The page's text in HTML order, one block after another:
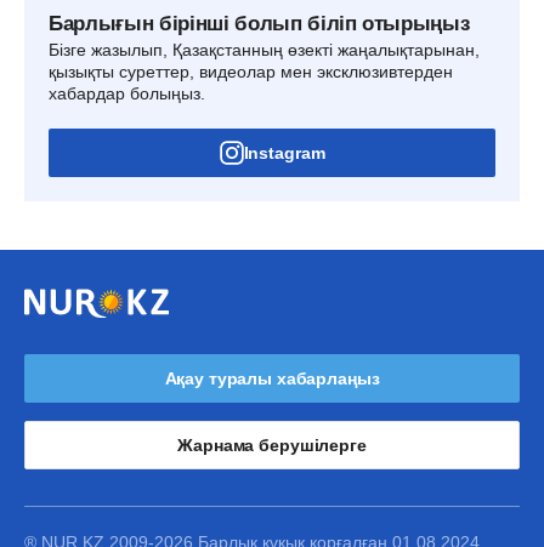
Барлығын бірінші болып біліп отырыңыз
Бізге жазылып, Қазақстанның өзекті жаңалықтарынан,
қызықты суреттер, видеолар мен эксклюзивтерден
хабардар болыңыз.
Instagram
Ақау туралы хабарлаңыз
Жарнама берушілерге
® NUR.KZ 2009-2026 Барлық құқық қорғалған 01.08.2024